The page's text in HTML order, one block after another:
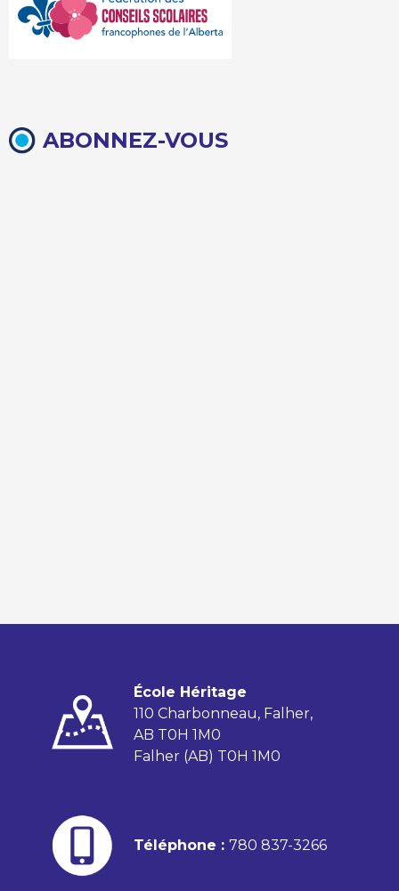
ABONNEZ-VOUS
École Héritage
110 Charbonneau, Falher,
AB T0H 1M0
Falher (AB) T0H 1M0
Téléphone : 780 837-3266